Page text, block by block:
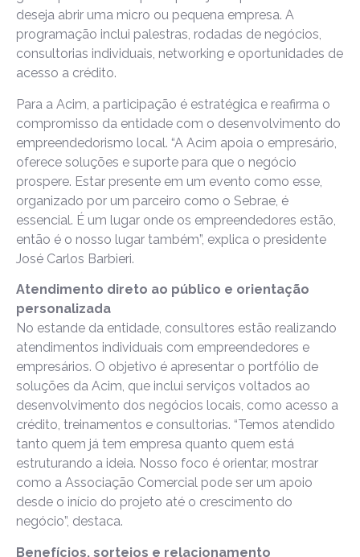
deseja abrir uma micro ou pequena empresa. A
programação inclui palestras, rodadas de negócios,
consultorias individuais, networking e oportunidades de
acesso a crédito.
Para a Acim, a participação é estratégica e reafirma o
compromisso da entidade com o desenvolvimento do
empreendedorismo local. “A Acim apoia o empresário,
oferece soluções e suporte para que o negócio
prospere. Estar presente em um evento como esse,
organizado por um parceiro como o Sebrae, é
essencial. É um lugar onde os empreendedores estão,
então é o nosso lugar também”, explica o presidente
José Carlos Barbieri.
Atendimento direto ao público e orientação
personalizada
No estande da entidade, consultores estão realizando
atendimentos individuais com empreendedores e
empresários. O objetivo é apresentar o portfólio de
soluções da Acim, que inclui serviços voltados ao
desenvolvimento dos negócios locais, como acesso a
crédito, treinamentos e consultorias. “Temos atendido
tanto quem já tem empresa quanto quem está
estruturando a ideia. Nosso foco é orientar, mostrar
como a Associação Comercial pode ser um apoio
desde o início do projeto até o crescimento do
negócio”, destaca.
Benefícios, sorteios e relacionamento